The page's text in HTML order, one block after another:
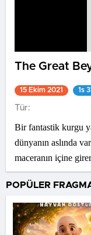
The Great
15 Ekim 2021 1s
Tür:
Bir fantastik kurgu
dünyanın aslında
maceranın içine
POPÜLER